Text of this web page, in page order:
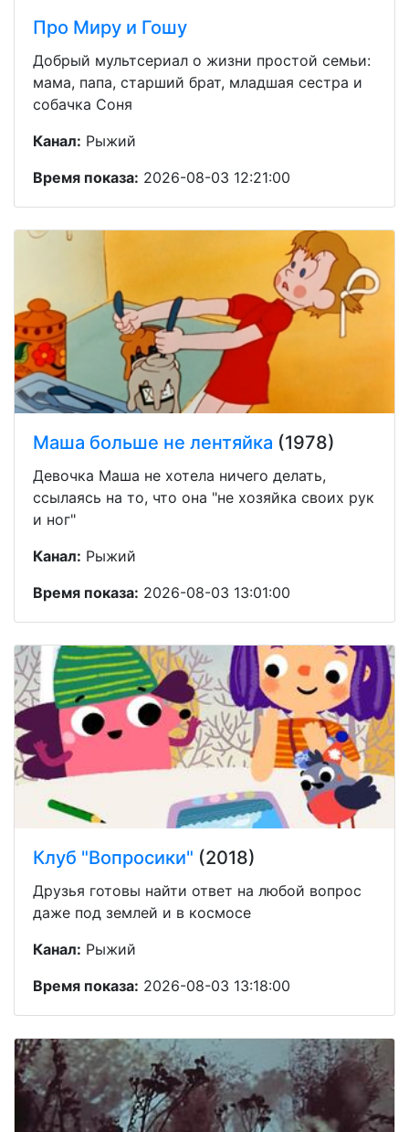
Про Миру и Гошу
Добрый мультсериал о жизни простой семьи:
мама, папа, старший брат, младшая сестра и
собачка Соня
Канал: Рыжий
Время показа: 2026-08-03 12:21:00
Маша больше не лентяйка (1978)
Девочка Маша не хотела ничего делать,
ссылаясь на то, что она "не хозяйка своих рук
и ног"
Канал: Рыжий
Время показа: 2026-08-03 13:01:00
Клуб "Вопросики" (2018)
Друзья готовы найти ответ на любой вопрос
даже под землей и в космосе
Канал: Рыжий
Время показа: 2026-08-03 13:18:00